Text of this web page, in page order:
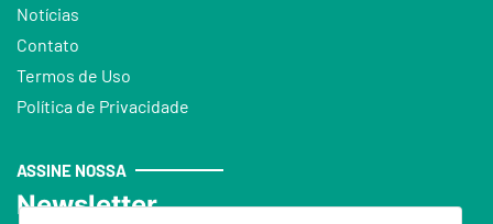
Notícias
Contato
Termos de Uso
Política de Privacidade
ASSINE NOSSA
Newsletter